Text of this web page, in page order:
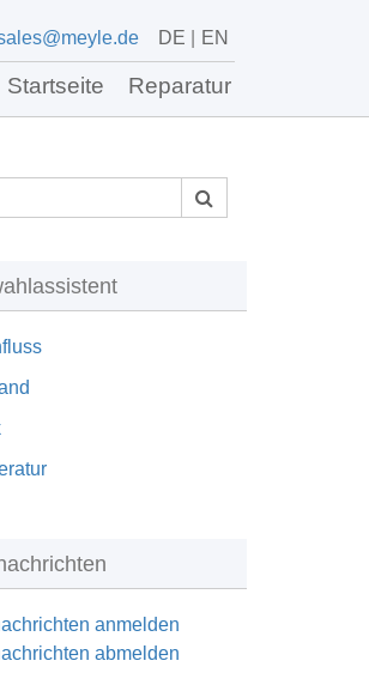
DE EN
Startseite Reparatur
anmelden
abmelden